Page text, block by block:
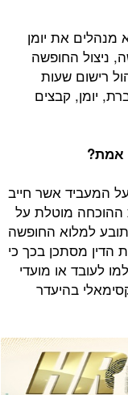
מנהלים את יומן
ניצול החופשה
רישום שעות
יומן, קבצים
אמת?
המעביד אשר חייב
כך שחובת ההוכחה מוטלת על
למלוא החופשה
הדין מסתכן בכך כי
לעובד או מועדי
בהיעדר